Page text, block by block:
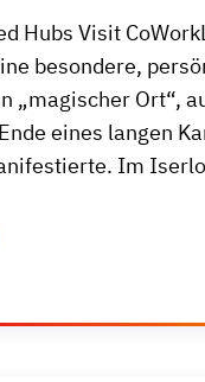
Hubs Visit
besondere,
„magischer Ort“,
eines langen
Im